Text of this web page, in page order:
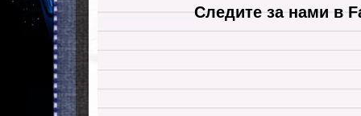
Следите за нами в